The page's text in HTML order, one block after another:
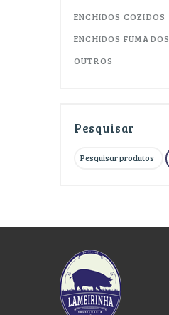
ENCHIDOS COZIDOS
ENCHIDOS FUMADOS
OUTROS
Pesquisar
Pesquisar